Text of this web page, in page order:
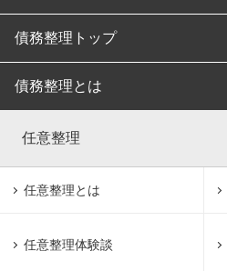
債務整理トップ
債務整理とは
任意整理
任意整理とは
任意整理体験談